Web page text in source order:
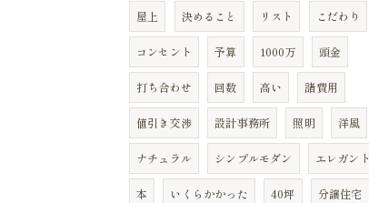
屋上 決めること リスト こだわり
コンセント 予算 1000万 頭金
打ち合わせ 回数 高い 諸費用
値引き交渉 設計事務所 照明 洋風
ナチュラル シンプルモダン エレガント
本 いくらかかった 40坪 分譲住宅